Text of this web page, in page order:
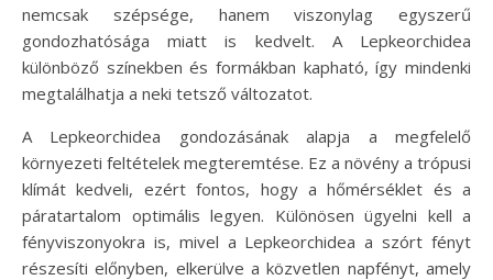
nemcsak szépsége, hanem viszonylag egyszerű
gondozhatósága miatt is kedvelt. A Lepkeorchidea
különböző színekben és formákban kapható, így mindenki
megtalálhatja a neki tetsző változatot.
A Lepkeorchidea gondozásának alapja a megfelelő
környezeti feltételek megteremtése. Ez a növény a trópusi
klímát kedveli, ezért fontos, hogy a hőmérséklet és a
páratartalom optimális legyen. Különösen ügyelni kell a
fényviszonyokra is, mivel a Lepkeorchidea a szórt fényt
részesíti előnyben, elkerülve a közvetlen napfényt, amely